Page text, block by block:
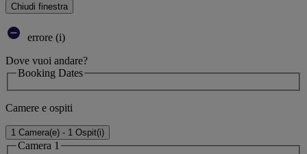
Chiudi finestra
errore (i)
Dove vuoi andare?
Booking Dates
Camere e ospiti
1 Camera(e) - 1 Ospit(i)
Camera 1